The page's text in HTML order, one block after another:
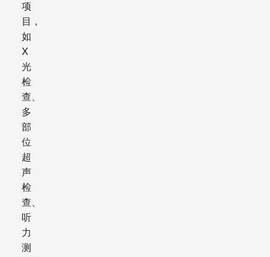
项
目，
如
X
光
检
查、
多
部
位
超
声
检
查、
听
力
测